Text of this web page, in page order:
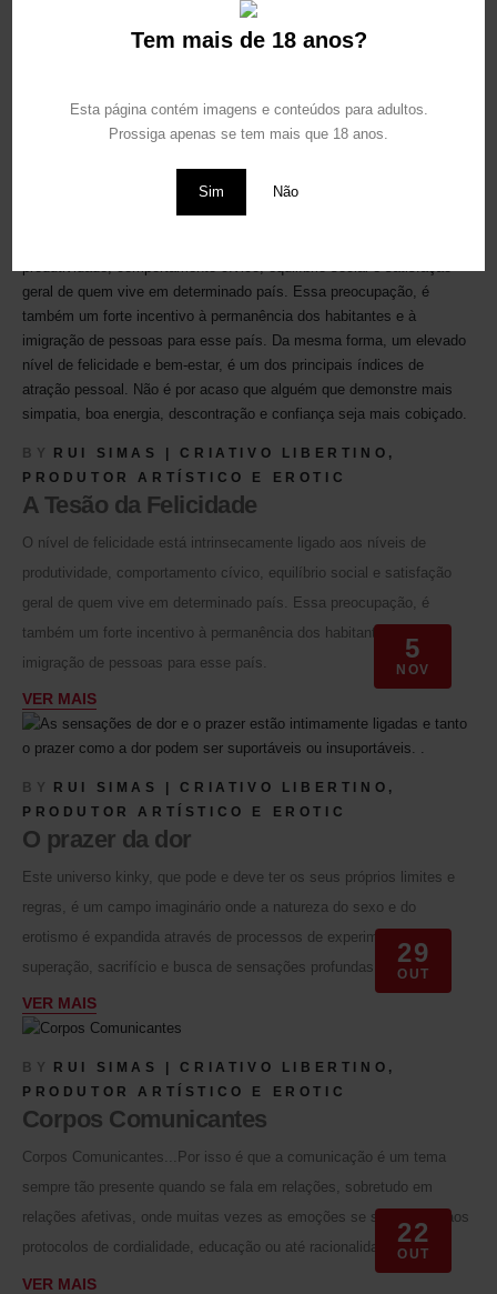
Tem mais de 18 anos?
Esta página contém imagens e conteúdos para adultos.
Prossiga apenas se tem mais que 18 anos.
Sim Não
Se basearmos as nossas escolhas apenas nas nossas emoções,
gente é apenas resultado dos seus impulsos e que a qualquer
5
NOV
BY
RUI SIMAS | CRIATIVO LIBERTINO,
PRODUTOR ARTÍSTICO E EROTIC
A Tesão da Felicidade
O nível de felicidade está intrinsecamente ligado aos níveis de
produtividade, comportamento cívico, equilíbrio social e satisfação
geral de quem vive em determinado país. Essa preocupação, é
também um forte incentivo à permanência dos habitantes e à
imigração de pessoas para esse país.
VER MAIS
29
OUT
BY
RUI SIMAS | CRIATIVO LIBERTINO,
PRODUTOR ARTÍSTICO E EROTIC
O prazer da dor
Este universo kinky, que pode e deve ter os seus próprios limites e
regras, é um campo imaginário onde a natureza do sexo e do
erotismo é expandida através de processos de experimentação,
superação, sacrifício e busca de sensações profundas.
VER MAIS
22
OUT
BY
RUI SIMAS | CRIATIVO LIBERTINO,
PRODUTOR ARTÍSTICO E EROTIC
Corpos Comunicantes
Corpos Comunicantes...Por isso é que a comunicação é um tema
sempre tão presente quando se fala em relações, sobretudo em
relações afetivas, onde muitas vezes as emoções se sobrepõem aos
protocolos de cordialidade, educação ou até racionalidade.
VER MAIS